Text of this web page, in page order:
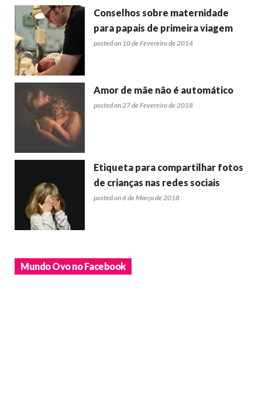
Conselhos sobre maternidade
para papais de primeira viagem
posted on 10 de Fevereiro de 2014
Amor de mãe não é automático
posted on 27 de Fevereiro de 2018
Etiqueta para compartilhar fotos
de crianças nas redes sociais
posted on 6 de Março de 2018
Mundo Ovo no Facebook